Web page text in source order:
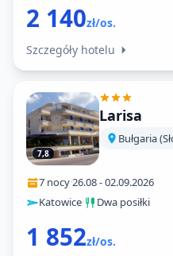
2 140zł/os.
Szczegóły hotelu
7,8
Larisa
Bułgaria
7 nocy·26.08-02.09.2026
Katowice· Dwa posiłki
1 852zł/os.